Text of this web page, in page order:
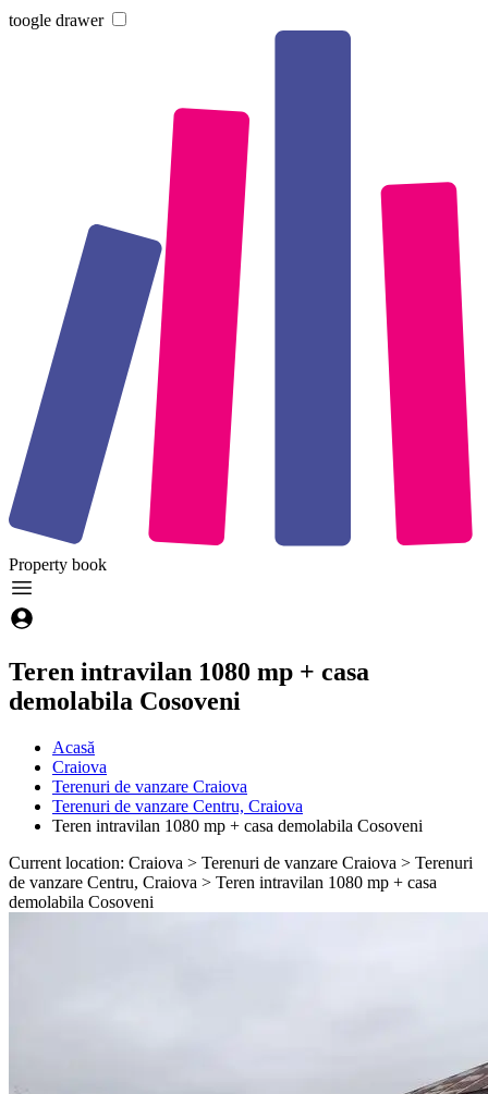
toogle drawer
Property book
Teren intravilan 1080 mp + casa
demolabila Cosoveni
Acasă
Craiova
Terenuri de vanzare Craiova
Terenuri de vanzare Centru, Craiova
Teren intravilan 1080 mp + casa demolabila Cosoveni
Current location: Craiova > Terenuri de vanzare Craiova > Terenuri
de vanzare Centru, Craiova > Teren intravilan 1080 mp + casa
demolabila Cosoveni